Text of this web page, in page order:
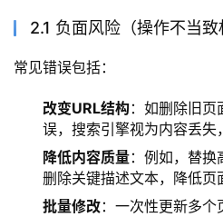
2.1 负面风险（操作不当致
常见错误包括：
改变URL结构：如删除旧
误，搜索引擎视为内容丢失
降低内容质量：例如，替
删除关键描述文本，降低页
批量修改：一次性更新多